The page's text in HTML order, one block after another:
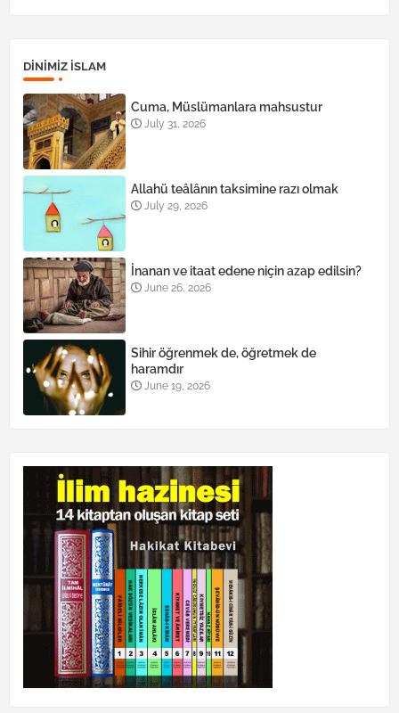
DINIMIZ ISLAM
Cuma, Müslümanlara mahsustur
July 31, 2026
Allahü teâlânın taksimine razı olmak
July 29, 2026
İnanan ve itaat edene niçin azap edilsin?
June 26, 2026
Sihir öğrenmek de, öğretmek de
haramdır
June 19, 2026